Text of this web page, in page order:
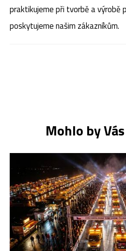
praktikujeme při tvorbě a výrobě
poskytujeme našim zákazníkům.
Mohlo by